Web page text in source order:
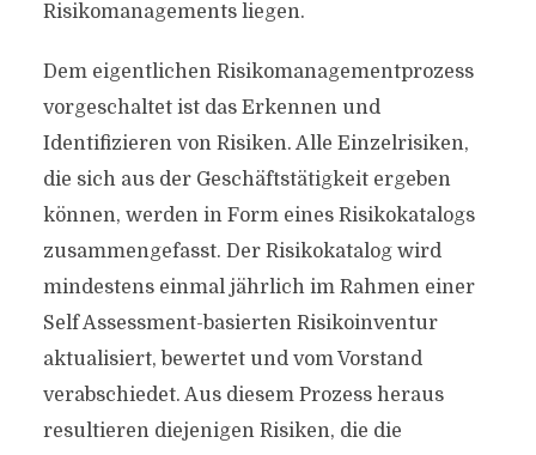
Risikomanagements liegen.
Dem eigentlichen Risikomanagementprozess
vorgeschaltet ist das Erkennen und
Identifizieren von Risiken. Alle Einzelrisiken,
die sich aus der Geschäftstätigkeit ergeben
können, werden in Form eines Risikokatalogs
zusammengefasst. Der Risikokatalog wird
mindestens einmal jährlich im Rahmen einer
Self Assessment-basierten Risikoinventur
aktualisiert, bewertet und vom Vorstand
verabschiedet. Aus diesem Prozess heraus
resultieren diejenigen Risiken, die die